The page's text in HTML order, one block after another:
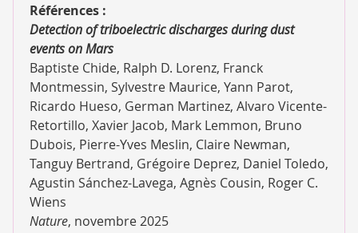
Références :
Detection of triboelectric discharges during dust
events on Mars
Baptiste Chide, Ralph D. Lorenz, Franck
Montmessin, Sylvestre Maurice, Yann Parot,
Ricardo Hueso, German Martinez, Alvaro Vicente-
Retortillo, Xavier Jacob, Mark Lemmon, Bruno
Dubois, Pierre-Yves Meslin, Claire Newman,
Tanguy Bertrand, Grégoire Deprez, Daniel Toledo,
Agustin Sánchez-Lavega, Agnès Cousin, Roger C.
Wiens
Nature, novembre 2025